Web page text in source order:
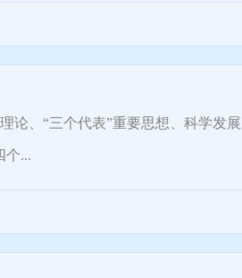
、“三个代表”重要思想、科学发
个...